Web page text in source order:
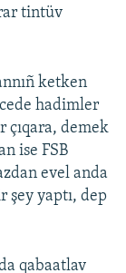
tintüv
ketken
hadimler
çıqara, demek
ise FSB
evel anda
şey yaptı, dep
qabaatlav